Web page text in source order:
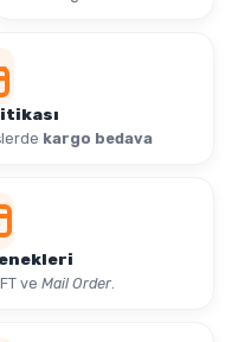
kargo bedava
ve Mail Order.